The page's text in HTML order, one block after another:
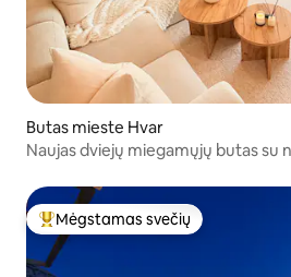
Butas mieste Hvar
Naujas dviejų miegamųjų butas su
Svečių mėgstamiausias
Mėgstamas svečių